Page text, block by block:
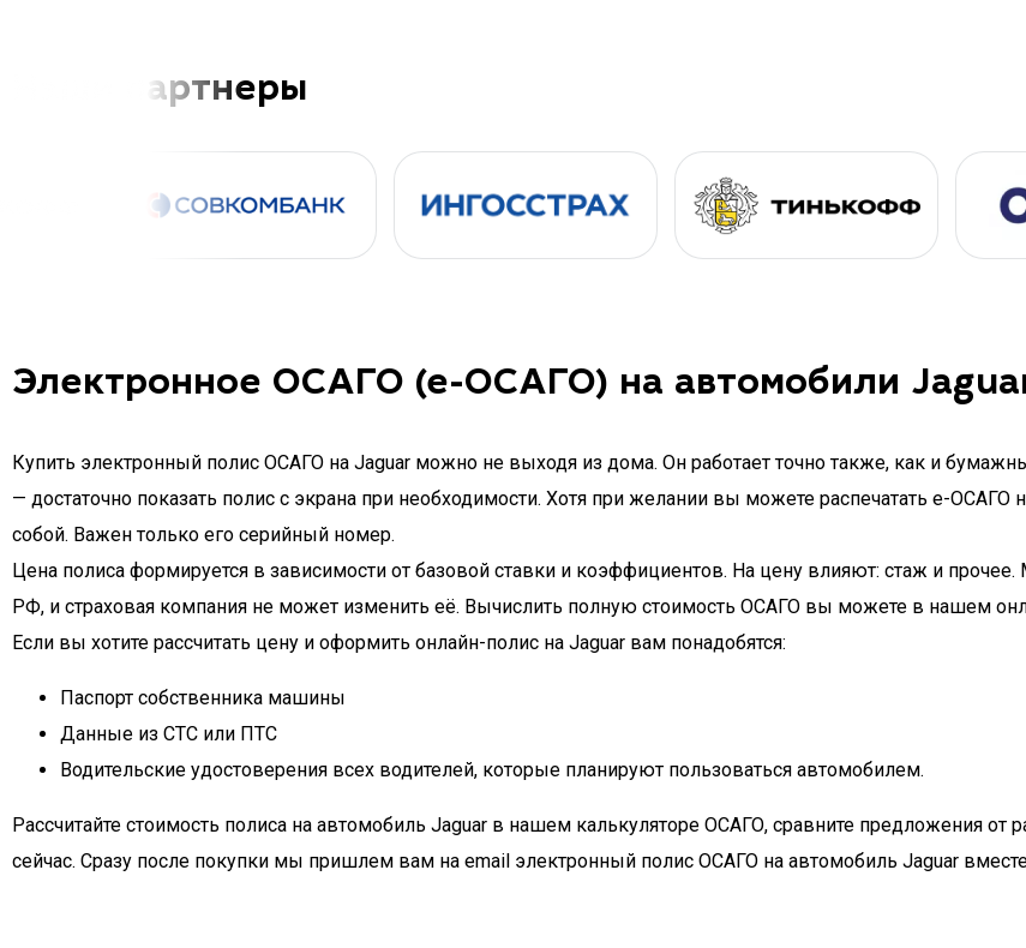
Наши партнеры
Электронное ОСАГО (е-ОСАГО) на автомобили
Купить электронный полис ОСАГО на Jaguar можно не выходя из дома. Он работает точно также, как и
— достаточно показать полис с экрана при необходимости. Хотя при желании вы можете распечатать e-ОСАГО
собой. Важен только его серийный номер.
Цена полиса формируется в зависимости от базовой ставки и коэффициентов. На цену влияют: стаж и
РФ, и страховая компания не может изменить её. Вычислить полную стоимость ОСАГО вы можете в нашем
Если вы хотите рассчитать цену и оформить онлайн-полис на Jaguar вам понадобятся:
Паспорт собственника машины
Данные из СТС или ПТС
Водительские удостоверения всех водителей, которые планируют пользоваться автомобилем.
Рассчитайте стоимость полиса на автомобиль Jaguar в нашем калькуляторе ОСАГО, сравните предложения
сейчас. Сразу после покупки мы пришлем вам на email электронный полис ОСАГО на автомобиль Jaguar